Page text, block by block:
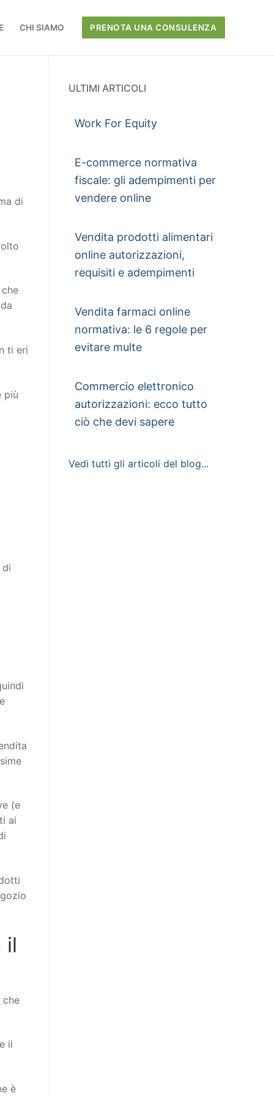
CHI SIAMO PRENOTA UNA CONSULENZA
di
ti eri
più
di
(e
ai
il
che
il
è
ULTIMI ARTICOLI
Work For Equity
E-commerce normativa
fiscale: gli adempimenti per
vendere online
Vendita prodotti alimentari
online autorizzazioni,
requisiti e adempimenti
Vendita farmaci online
normativa: le 6 regole per
evitare multe
Commercio elettronico
autorizzazioni: ecco tutto
ciò che devi sapere
Vedi tutti gli articoli del blog...